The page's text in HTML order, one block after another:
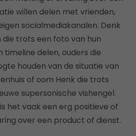
willen delen met vrienden,
socialmediakanalen. Denk
die trots een foto van hun
timeline delen, ouders die
houden van de situatie van
of oom Henk die trots
supersonische vishengel.
het vaak een erg positieve of
over een product of dienst.